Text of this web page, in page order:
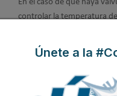
En el caso de que haya
controlar la temperatura
mediante un sensor de
Finalmente se ajustan
Únete a la